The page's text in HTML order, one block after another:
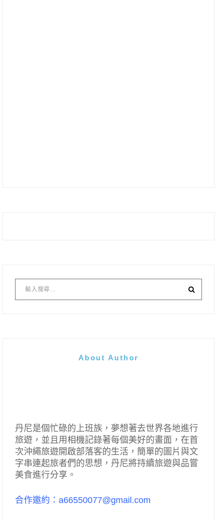
About Author
丹尼是個忙碌的上班族，夢想著去世界各地進行
旅遊，並且用相機記錄著每個美好的畫面，在首
次沖繩旅遊開啟部落客的生活，簡單的圖片與文
字串連起旅者們的思想，丹尼將持續旅遊與品嘗
美食進行分享。
合作邀約：a66550077@gmail.com